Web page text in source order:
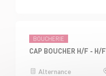
BOUCHERIE
CAP BOUCHER H/F - H/F
Alternance